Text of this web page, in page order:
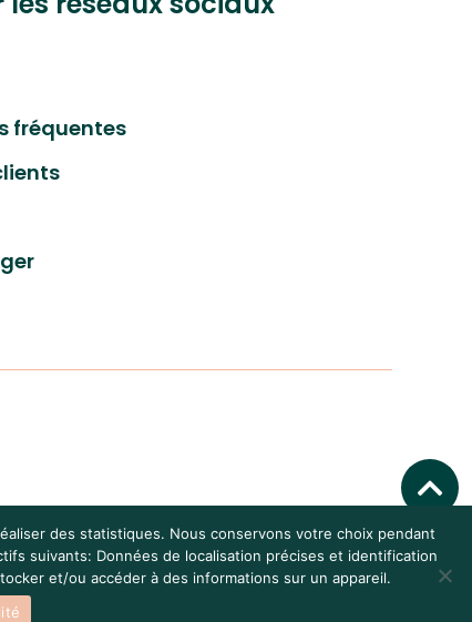
fréquentes
des statistiques. Nous conservons votre choix pendant
suivants: Données de localisation précises et identification
et/ou accéder à des informations sur un appareil.